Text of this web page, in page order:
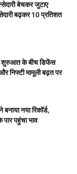
बेचकर जुटाए
बढ़कर 10 प्रतिशत
शुरुआत के बीच डिफेंस
निफ्टी मामूली बढ़त पर
नया रिकॉर्ड,
पहुंचा भाव